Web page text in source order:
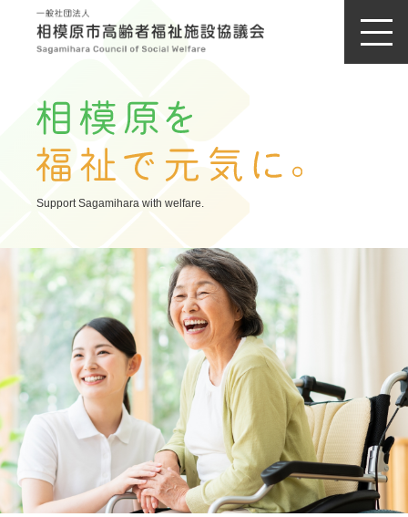
Support Sagamihara with welfare.